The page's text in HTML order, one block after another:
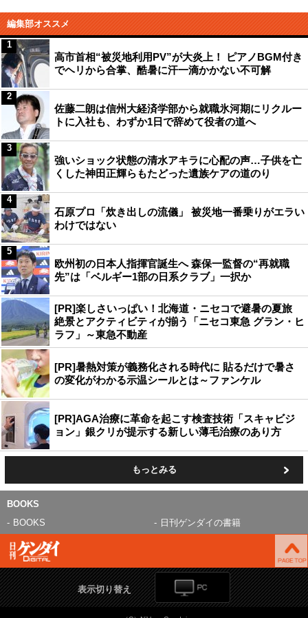
編集部オススメ
高市首相“被災地利用PV”が大炎上！ ピアノBGM付き
でヘリから合掌、酷暑に汗一滴かかない不可解
1
佐藤二朗は信州大経済学部から就職氷河期にリクルー
トに入社も、わずか1日で辞めて役者の道へ
2
強いショック状態の清水アキラに心配の声…子供を亡
くした神田正輝らもたどった遺族ケアの道のり
3
石原プロ「炊き出しの流儀」 被災地一番乗りがエラい
わけではない
4
欧州初の日本人指揮官誕生へ 森保一監督の“再就職
先”は「ベルギー1部の日系クラブ」一択か
5
[PR]楽しさいっぱい！北海道・ニセコで避暑の夏旅
絶景とアクティビティが揃う「ニセコ東急 グラン・ヒ
ラフ」～東急不動産
[PR]暑熱対策が義務化される時代に 貼るだけで暑さ
の変化がわかる示温シールとは～ファンケル
[PR]AGA治療に革命を起こす検査技術「スキャビジ
ョン」銀クリが提示する新しい薄毛治療のあり方
もっとみる
BOOKS
BOOKS
日刊ゲンダイの書籍
表示切り替え